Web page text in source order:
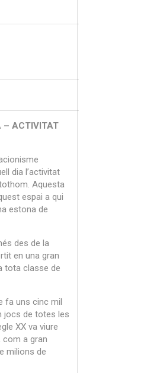
– ACTIVITAT
dia l’activitat
Aquesta
espai a qui
estona de
des de la
en una gran
tota classe de
fa uns cinc mil
jocs de totes les
XX va viure
com a gran
milions de